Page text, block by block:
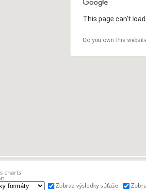
This page can't
Do you own this
charts
Zobraz výsledky súťaže